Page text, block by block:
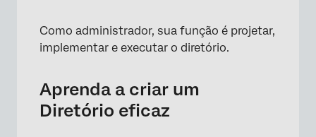
Como administrador, sua função é projetar,
implementar e executar o diretório.
Aprenda a criar um
Diretório eficaz